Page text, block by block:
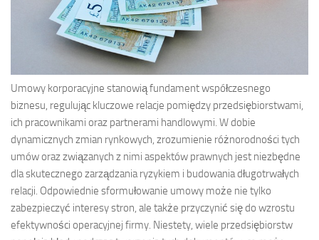
Umowy korporacyjne stanowią fundament współczesnego
biznesu, regulując kluczowe relacje pomiędzy przedsiębiorstwami,
ich pracownikami oraz partnerami handlowymi. W dobie
dynamicznych zmian rynkowych, zrozumienie różnorodności tych
umów oraz związanych z nimi aspektów prawnych jest niezbędne
dla skutecznego zarządzania ryzykiem i budowania długotrwałych
relacji. Odpowiednie sformułowanie umowy może nie tylko
zabezpieczyć interesy stron, ale także przyczynić się do wzrostu
efektywności operacyjnej firmy. Niestety, wiele przedsiębiorstw